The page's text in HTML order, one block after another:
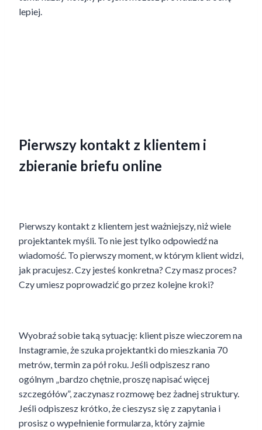
lepiej.
Pierwszy kontakt z klientem i
zbieranie briefu online
Pierwszy kontakt z klientem jest ważniejszy, niż wiele
projektantek myśli. To nie jest tylko odpowiedź na
wiadomość. To pierwszy moment, w którym klient widzi,
jak pracujesz. Czy jesteś konkretna? Czy masz proces?
Czy umiesz poprowadzić go przez kolejne kroki?
Wyobraź sobie taką sytuację: klient pisze wieczorem na
Instagramie, że szuka projektantki do mieszkania 70
metrów, termin za pół roku. Jeśli odpiszesz rano
ogólnym „bardzo chętnie, proszę napisać więcej
szczegółów”, zaczynasz rozmowę bez żadnej struktury.
Jeśli odpiszesz krótko, że cieszysz się z zapytania i
prosisz o wypełnienie formularza, który zajmie